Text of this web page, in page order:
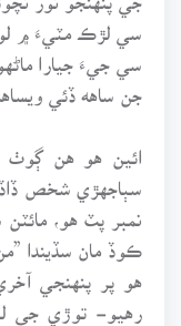
سي لڙڪ مٽيءَ ۾
سي جيءَ جيارا ماڻهو
جن ساهه ڏئي
ائين هو هن ڳوٺ
سٻاجهڙي شخص
نمبر پٽ هو،
ڪوڏ مان سڏيندا
هو پر پنهنجي
رهيو- توڙي جي